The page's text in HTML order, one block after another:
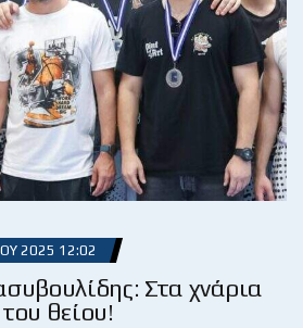
2025 12:02
Στα χνάρια
θείου!